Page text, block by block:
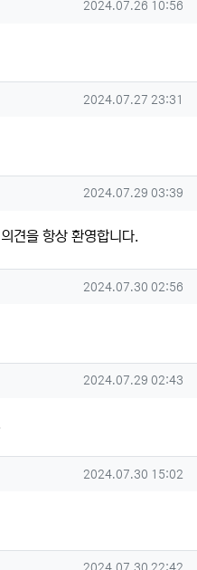
작성일
2024.07.26 10:56
작성일
2024.07.27 23:31
작성일
2024.07.29 03:39
견을 항상 환영합니다.
작성일
2024.07.30 02:56
작성일
2024.07.29 02:43
작성일
2024.07.30 15:02
작성일